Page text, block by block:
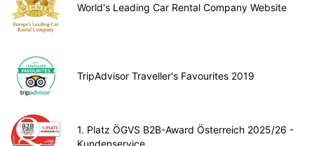
World's Leading Car Rental Company Website
TripAdvisor Traveller's Favourites 2019
1. Platz ÖGVS B2B-Award Österreich 2025/26 -
Kundenservice